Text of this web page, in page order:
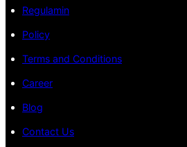
Regulamin
Policy
Terms and Conditions
Career
Blog
Contact Us